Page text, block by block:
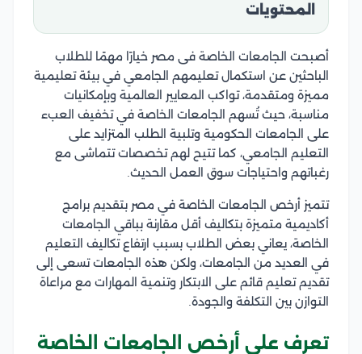
المحتويات
أصبحت الجامعات الخاصة فى مصر خيارًا مهمًا للطلاب
الباحثين عن استكمال تعليمهم الجامعي في بيئة تعليمية
مميزة ومتقدمة، تواكب المعايير العالمية وبإمكانيات
مناسبة، حيث تُسهم الجامعات الخاصة في تخفيف العبء
على الجامعات الحكومية وتلبية الطلب المتزايد على
التعليم الجامعي، كما تتيح لهم تخصصات تتماشى مع
رغباتهم واحتياجات سوق العمل الحديث.
تتميز أرخص الجامعات الخاصة في مصر بتقديم برامج
أكاديمية متميزة بتكاليف أقل مقارنة بباقي الجامعات
الخاصة، يعاني بعض الطلاب بسبب ارتفاع تكاليف التعليم
في العديد من الجامعات، ولكن هذه الجامعات تسعى إلى
تقديم تعليم قائم على الابتكار وتنمية المهارات مع مراعاة
التوازن بين التكلفة والجودة.
تعرف على أرخص الجامعات الخاصة